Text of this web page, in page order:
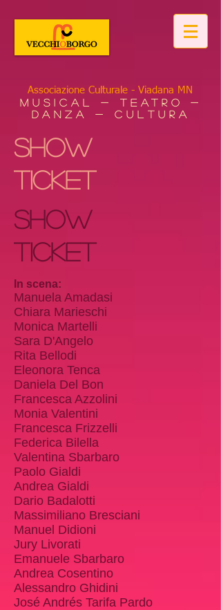
Associazione Culturale - Viadana MN
Musical - Teatro -
Danza - Cultura
Show
ticket
Show
ticket
In scena:
Manuela Amadasi
Chiara Marieschi
Monica Martelli
Sara D'Angelo
Rita Bellodi
Eleonora Tenca
Daniela Del Bon
Francesca Azzolini
Monia Valentini
Francesca Frizzelli
Federica Bilella
Valentina Sbarbaro
Paolo Gialdi
Andrea Gialdi
Dario Badalotti
Massimiliano Bresciani
Manuel Didioni
Jury Livorati
Emanuele Sbarbaro
Andrea Cosentino
Alessandro Ghidini
José Andrés Tarifa Pardo